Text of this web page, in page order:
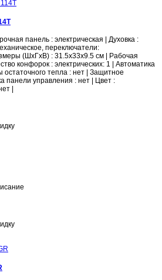
панель : электрическая | Духовка :
переключатели:
(ШхГхВ) : 31.5x33x9.5 см | Рабочая
конфорок : электрических: 1 | Автоматика
остаточного тепла : нет | Защитное
панели управления : нет | Цвет :
|